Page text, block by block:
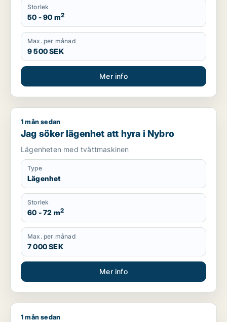
Storlek
50 - 90 m2
Max. per månad
9 500 SEK
Mer info
Jag söker lägenhet att hyra i Nybro
1 mån sedan
Jag söker lägenhet att hyra i Nybro
Lägenheten med tvättmaskinen
Type
Lägenhet
Storlek
60 - 72 m2
Max. per månad
7 000 SEK
Mer info
Jag söker lägenhet att hyra i Kalmar
1 mån sedan